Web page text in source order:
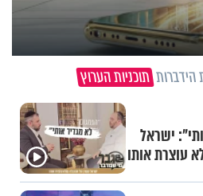
הידברות תוכניות הערוץ
ישראל
עוצרת אותו